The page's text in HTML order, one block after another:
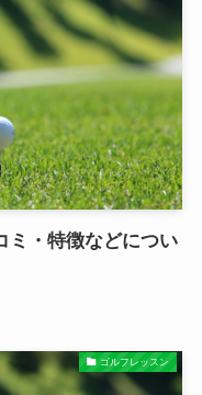
ミ・特徴などについ
ゴルフレッスン